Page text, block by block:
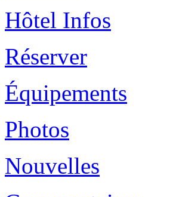
Hôtel Infos
Réserver
Équipements
Photos
Nouvelles